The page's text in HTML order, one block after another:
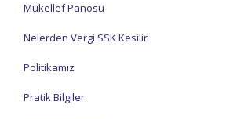
Mükellef Panosu
Nelerden Vergi SSK Kesilir
Politikamız
Pratik Bilgiler